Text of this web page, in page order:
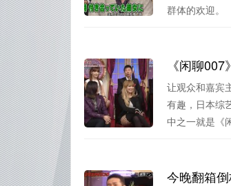
群体的欢迎。
《闲聊
让观众和嘉宾
有趣，日本综
中之一就是《
今晚翻箱